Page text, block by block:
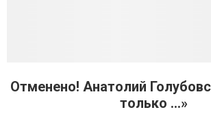
Отменено! Анатолий
только ...»